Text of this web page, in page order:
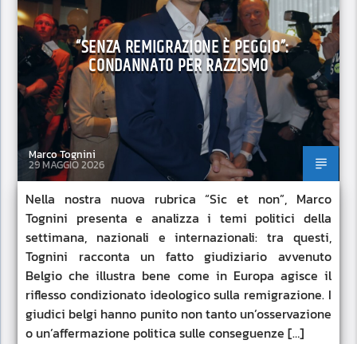
“SENZA REMIGRAZIONE È PEGGIO”:
CONDANNATO PER RAZZISMO
Marco Tognini
29 MAGGIO 2026
Nella nostra nuova rubrica “Sic et non”, Marco
Tognini presenta e analizza i temi politici della
settimana, nazionali e internazionali: tra questi,
Tognini racconta un fatto giudiziario avvenuto
Belgio che illustra bene come in Europa agisce il
riflesso condizionato ideologico sulla remigrazione. I
giudici belgi hanno punito non tanto un’osservazione
o un’affermazione politica sulle conseguenze […]